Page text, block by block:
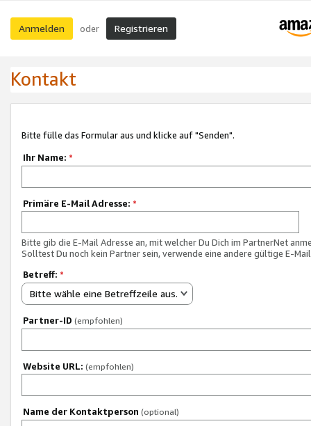
Anmelden oder Registrieren
Kontakt
Bitte fülle das Formular aus und klicke auf "Senden".
Ihr Name: *
Primäre E-Mail Adresse: *
Bitte gib die E-Mail Adresse an, mit welcher Du Dich im PartnerNet
Solltest Du noch kein Partner sein, verwende eine andere gültige E-
Betreff: *
Bitte wähle eine Betreffzeile aus.
Partner-ID (empfohlen)
Website URL: (empfohlen)
Name der Kontaktperson (optional)